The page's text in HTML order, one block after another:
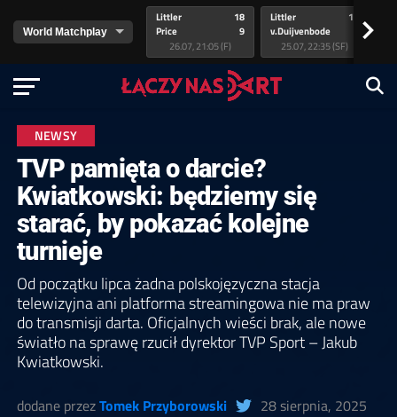
Littler
Price
18
9
26.07, 21:05 (F)
Littler
v.Duijvenbode
17
25.07, 22:35 (SF)
>
NEWSY
TVP pamięta o darcie?
Kwiatkowski: będziemy się
starać, by pokazać kolejne
turnieje
Od początku lipca żadna polskojęzyczna stacja
telewizyjna ani platforma streamingowa nie ma praw
do transmisji darta. Oficjalnych wieści brak, ale nowe
światło na sprawę rzucił dyrektor TVP Sport – Jakub
Kwiatkowski.
dodane przezTomek Przyborowski 28 sierpnia, 2025